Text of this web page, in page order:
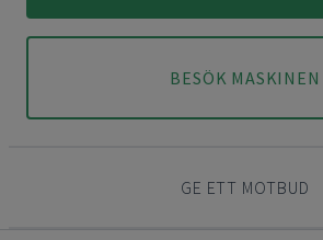
BESÖK MASKINEN
GE ETT MOTBUD